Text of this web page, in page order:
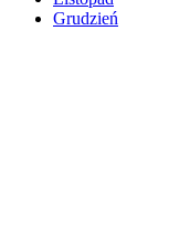
Grudzień